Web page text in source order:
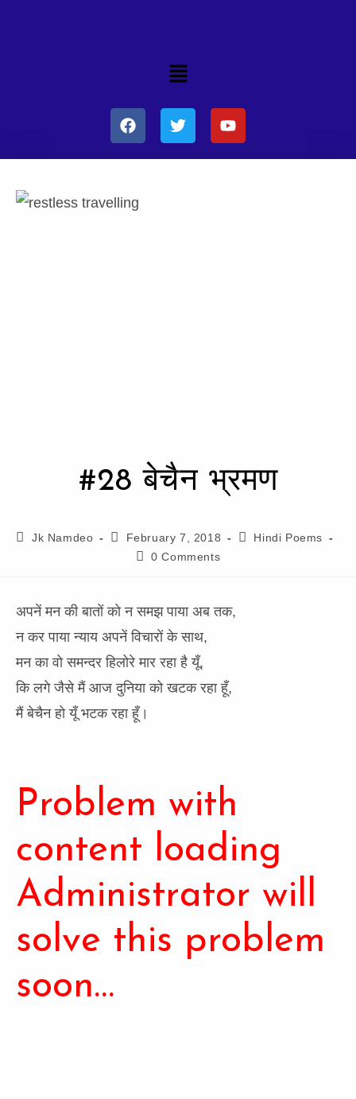
#28 बेचैन भ्रमण
Jk Namdeo February 7, 2018
Hindi Poems
0 Comments
अपनें मन की बातों को न समझ पाया अब तक,
न कर पाया न्याय अपनें विचारों के साथ,
मन का वो समन्दर हिलोरे मार रहा है यूँ,
कि लगे जैसे मैं आज दुनिया को खटक रहा हूँ,
मैं बेचैन हो यूँ भटक रहा हूँ।
Problem with
content loading
Administrator will
solve this problem
soon…